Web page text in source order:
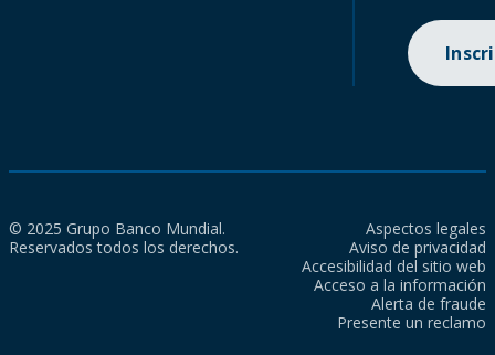
© 2025 Grupo Banco Mundial.
Reservados todos los derechos.
Aspectos legales
Aviso de privacidad
Accesibilidad del sitio web
Acceso a la información
Alerta de fraude
Presente un reclamo